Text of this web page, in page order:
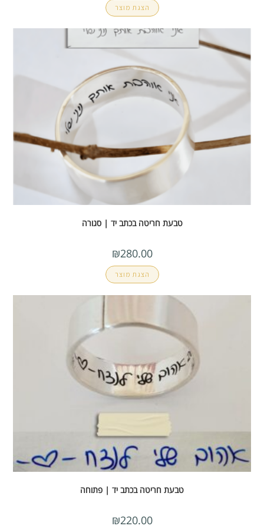
הצגת מוצר
טבעת חריטה בכתב יד | סגורה
₪280.00
הצגת מוצר
טבעת חריטה בכתב יד | פתוחה
₪220.00